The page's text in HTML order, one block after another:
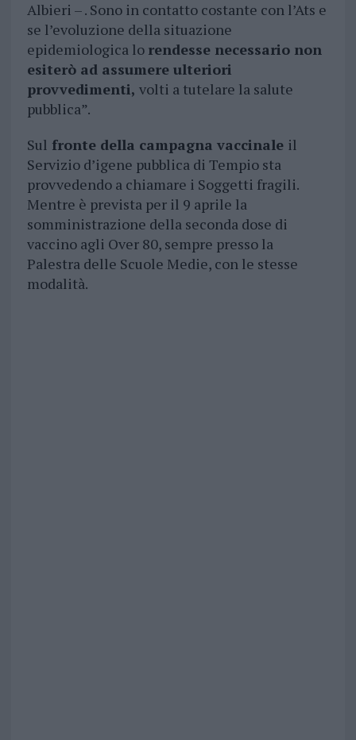
Albieri – . Sono in contatto costante con l’Ats e
se l’evoluzione della situazione
epidemiologica lo rendesse necessario non
esiterò ad assumere ulteriori
provvedimenti, volti a tutelare la salute
pubblica”.
Sul fronte della campagna vaccinale il
Servizio d’igene pubblica di Tempio sta
provvedendo a chiamare i Soggetti fragili.
Mentre è prevista per il 9 aprile la
somministrazione della seconda dose di
vaccino agli Over 80, sempre presso la
Palestra delle Scuole Medie, con le stesse
modalità.